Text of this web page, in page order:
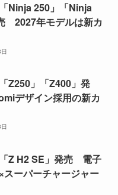
Ninja 250」「Ninja
2027年モデルは新カ
Z250」「Z400」発
デザイン採用の新カ
Z H2 SE」発売 電子
スーパーチャージャー